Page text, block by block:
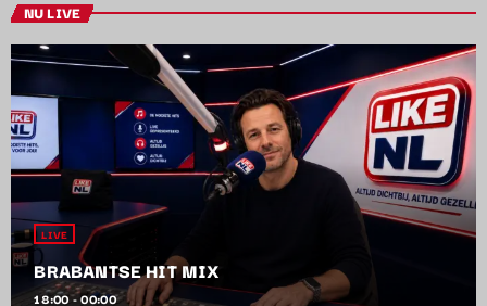
NU LIVE
LIVE
BRABANTSE HIT MIX
18:00 - 00:00